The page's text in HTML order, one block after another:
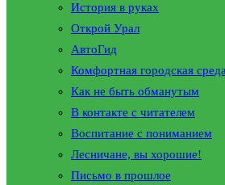
История в руках
Открой Урал
АвтоГид
Комфортная городская среда
Как не быть обманутым
В контакте с читателем
Воспитание с пониманием
Лесничане, вы хорошие!
Письмо в прошлое